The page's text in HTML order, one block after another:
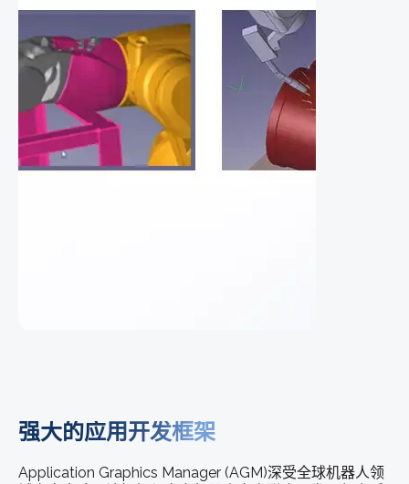
强大的应用开发框架
Application Graphics Manager (AGM)深受全球机器人领